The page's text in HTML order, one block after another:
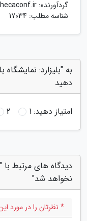
گردآورنده: hecaconf.ir
شناسه مطلب: 17034
دهید
امتیاز دهید:1
2
نخواهد شد"
* نظرتان را در مورد